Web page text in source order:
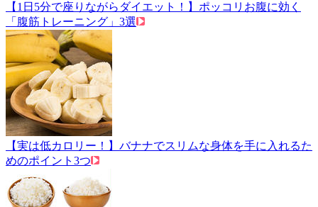
【1日5分で座りながらダイエット！】ポッコリお腹に効く
「腹筋トレーニング」3選
【実は低カロリー！】バナナでスリムな身体を手に入れるた
めのポイント3つ